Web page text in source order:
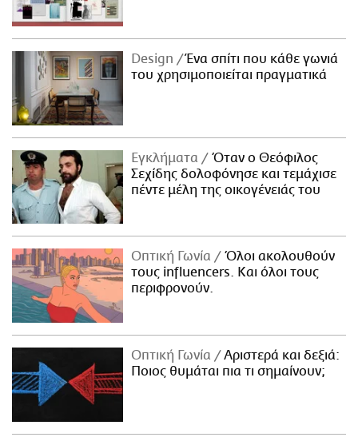
Design
Ένα σπίτι που κάθε γωνιά
του χρησιμοποιείται πραγματικά
Εγκλήματα
Όταν ο Θεόφιλος
Σεχίδης δολοφόνησε και τεμάχισε
πέντε μέλη της οικογένειάς του
Οπτική Γωνία
Όλοι ακολουθούν
τους influencers. Και όλοι τους
περιφρονούν.
Οπτική Γωνία
Αριστερά και δεξιά:
Ποιος θυμάται πια τι σημαίνουν;